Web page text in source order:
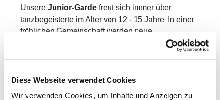
Diese Webseite verwendet Cookies
Wir verwenden Cookies, um Inhalte und Anzeigen zu
Unsere Junior-Garde freut sich immer über
tanzbegeisterte im Alter von 12 - 15 Jahre. In einer
fröhlichen Gemeinschaft werden neue
Choreografien geübt, Teamgeist gestärkt und jede